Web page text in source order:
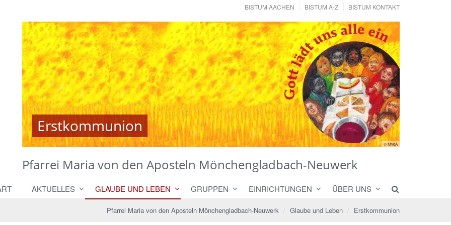
BISTUM AACHEN BISTUM A-Z BISTUM KONTAKT
© MvdA
Erstkommunion
Erstkommunion
Pfarrei Maria von den Aposteln Mönchengladbach-Neuwerk
AKTUELLES GLAUBE UND LEBEN GRUPPEN EINRICHTUNGEN ÜBER UNS
Pfarrei Maria von den Aposteln Mönchengladbach-Neuwerk Glaube und Leben Erstkommunion